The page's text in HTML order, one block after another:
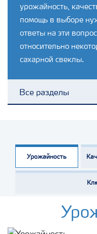
урожайность,
помощь в выборе
ответы на эти
относительно
сахарной свеклы.
Все разделы
Культуры
Инструменты и
Хранение
Урожайность